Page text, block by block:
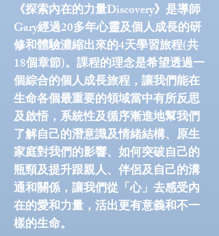
​《探索內在的力量Discovery》是導師
Gary經過20多年心靈及個人成長的研
修和體驗濃縮出來的4天學習旅程(共
18個章節)。 課程的理念是希望透過一
個綜合的個人成長旅程，讓我們能在
生命各個最重要的領域當中有所反思
及啟悟，系統性及循序漸進地幫我們
了解自己的潛意識及情緒結構、原生
家庭對我們的影響、如何突破自己的
瓶頸及提升跟親人、伴侶及自己的溝
通和關係，讓我們從「心」去感受內
在的愛和力量，活出更有意義和不一
樣的生命。